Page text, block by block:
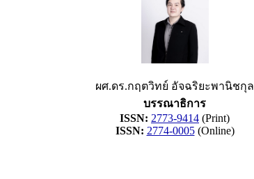
ผศ.ดร.กฤตวิทย์ อัจฉริยะพานิชกุล
บรรณาธิการ
ISSN: 2773-9414 (Print)
ISSN: 2774-0005(Online)